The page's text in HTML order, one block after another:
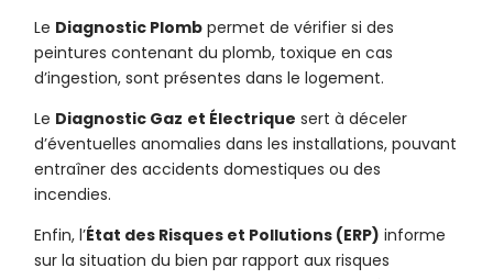
Le Diagnostic Plomb permet de vérifier si des
peintures contenant du plomb, toxique en cas
d’ingestion, sont présentes dans le logement.
Le Diagnostic Gaz et Électrique sert à déceler
d’éventuelles anomalies dans les installations, pouvant
entraîner des accidents domestiques ou des
incendies.
Enfin, l’État des Risques et Pollutions (ERP) informe
sur la situation du bien par rapport aux risques